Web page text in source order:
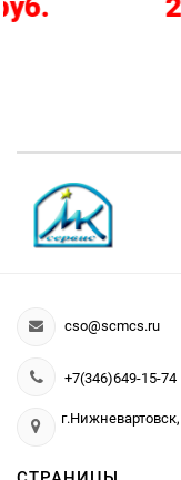
2424
cso@scmcs.ru
+7(346)649-15-74